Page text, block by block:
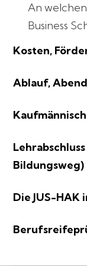
An
Business
Kosten,
Ablauf,
Bildungsweg)
Die JUS-HAK